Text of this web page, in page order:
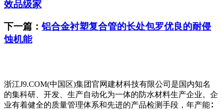
效品级家
下一篇：铝合金衬塑复合管的长处包罗优良的耐侵
蚀机能
浙江J9.COM(中国区)集团官网建材科技有限公司是国内知名
的集科研、开发、生产自动化为一体的防水材料生产企业。企
业有着健全的质量管理体系和先进的产品检测手段，年产能∶